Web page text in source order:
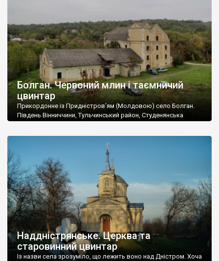
Болган. Червоний млин і таємничий
цвинтар
Прикордонне із Придністров’ям (Молдовою) село Болган.
Південь Вінниччини, Тульчинський район, Студенянська
старовинний цвинтар із кам’яними хрестами. Всі епітафії, які
збереглися, написані кирилицею, церковнослов’янською
мовою. За всіма традиційними ознаками – цвинтар
український. Хрести датуються 19 століттям. У 1924-1940
роках Болган […]
Наддністрянське. Церква та
старовинний цвинтар
Із назви села зрозуміло, що лежить воно над Дністром. Хоча